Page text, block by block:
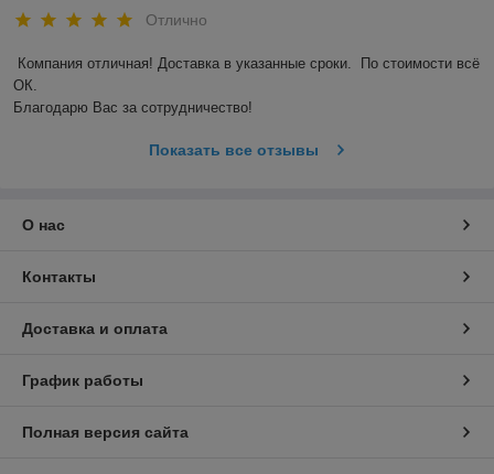
Отлично
Компания отличная! Доставка в указанные сроки.  По стоимости всё
ОК.
Благодарю Вас за сотрудничество!
Показать все отзывы
О нас
Контакты
Доставка и оплата
График работы
Полная версия сайта